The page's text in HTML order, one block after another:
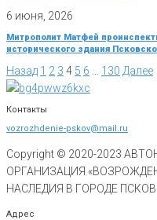
6 июня, 2026
Митрополит Матфей
исторического здания
Назад 1 2 3 4 5 6 130 Далее
Контакты
vozrozhdenie-pskov@mail.ru
Copyright © 2020-2023
ОРГАНИЗАЦИЯ
НАСЛЕДИЯ В ГОРОДЕ
Адрес